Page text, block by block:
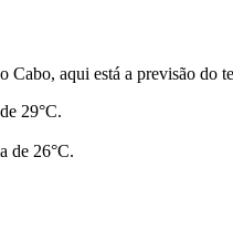
aqui está a previsão do
29°C.
de 26°C.